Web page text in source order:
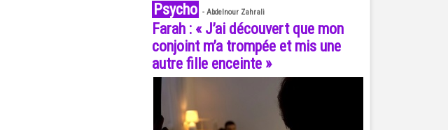
Psycho - Abdelnour Zahrali
Farah : « J’ai découvert que mon
conjoint m’a trompée et mis une
autre fille enceinte »